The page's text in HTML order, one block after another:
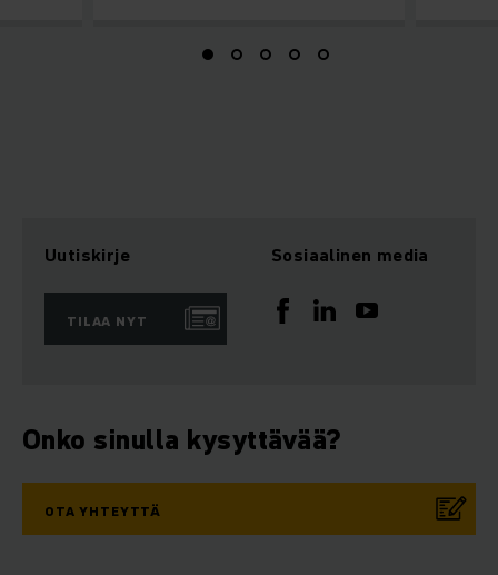
Uutiskirje
TILAA NYT
Sosiaalinen media
Onko sinulla kysyttävää?
OTA YHTEYTTÄ